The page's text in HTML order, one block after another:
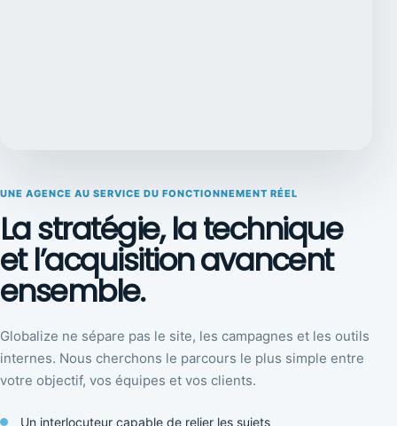
UNE AGENCE AU SERVICE DU FONCTIONNEMENT RÉEL
La stratégie, la technique
et l’acquisition avancent
ensemble.
Globalize ne sépare pas le site, les campagnes et les outils
internes. Nous cherchons le parcours le plus simple entre
votre objectif, vos équipes et vos clients.
Un interlocuteur capable de relier les sujets